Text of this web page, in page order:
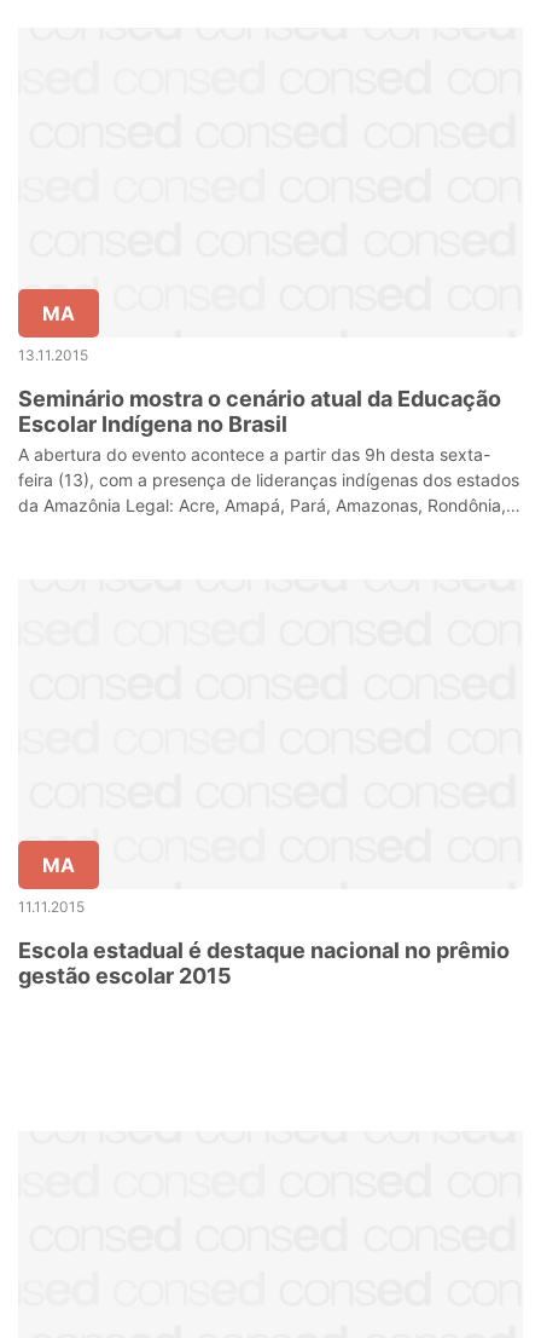
MA
13.11.2015
Seminário mostra o cenário atual da Educação
Escolar Indígena no Brasil
A abertura do evento acontece a partir das 9h desta sexta-
feira (13), com a presença de lideranças indígenas dos estados
da Amazônia Legal: Acre, Amapá, Pará, Amazonas, Rondônia,
MA
11.11.2015
Escola estadual é destaque nacional no prêmio
gestão escolar 2015